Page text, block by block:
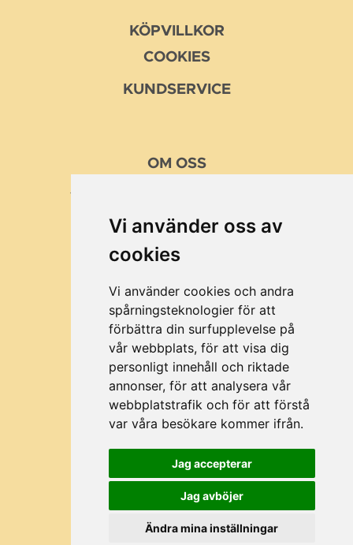
Vi använder oss av
cookies
Vi använder cookies och andra
spårningsteknologier för att
förbättra din surfupplevelse på
vår webbplats, för att visa dig
personligt innehåll och riktade
annonser, för att analysera vår
webbplatstrafik och för att förstå
var våra besökare kommer ifrån.
Jag accepterar
Jag avböjer
Ändra mina inställningar
©2026 All rights reserved Fruktpress.se
4.6/5
BASERAT PÅ 191 BETYG
KÖPVILLKOR
COOKIES
KUNDSERVICE
OM OSS
KUNDER
BRA ATT VETA
OM MUSTTILLVERKING